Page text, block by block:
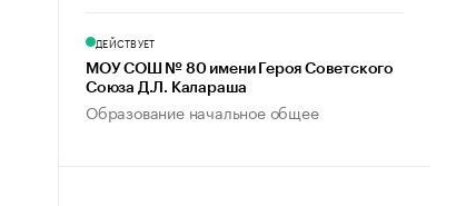
ДЕЙСТВУЕТ
МОУ СОШ № 80 имени Героя Советского
Союза Д.Л. Калараша
Образование начальное общее